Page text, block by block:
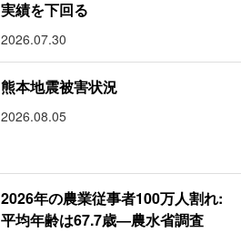
実績を下回る
2026.07.30
熊本地震被害状況
2026.08.05
2026年の農業従事者100万人割れ:
平均年齢は67.7歳―農水省調査